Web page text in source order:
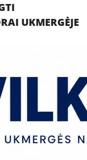
UKMERGĖJE